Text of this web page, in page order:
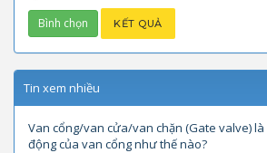
Tin xem nhiều
Van cổng/van cửa/van chặn (Gate valve) là
động của van cổng như thế nào?